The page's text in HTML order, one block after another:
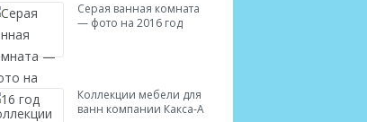
Серая ванная комната
— фото на 2016 год
Коллекции мебели для
ванн компании Какса-А